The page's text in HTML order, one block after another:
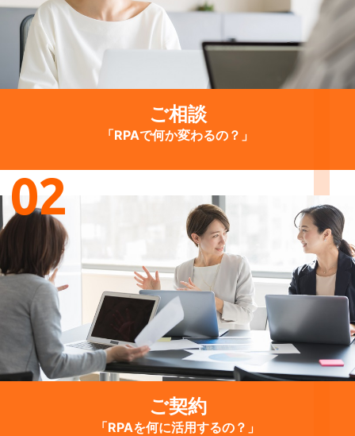
ご相談
「RPAで何か変わるの？」
02
ご契約
「RPAを何に活用するの？」